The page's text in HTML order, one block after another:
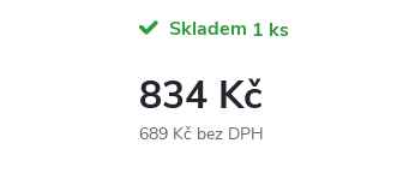
Skladem 1 ks
834 Kč
689 Kč bez DPH